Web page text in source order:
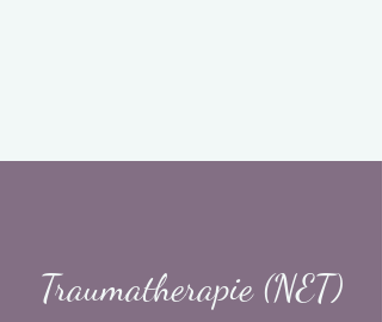
Traumatherapie (NET)